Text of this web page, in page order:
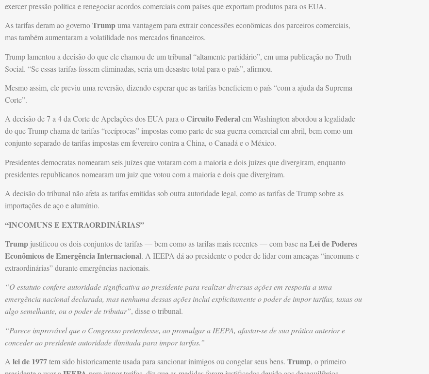
exercer pressão política e renegociar acordos comerciais com países que exportam produtos para os EUA.
As tarifas deram ao governoTrumpuma vantagem para extrair concessões econômicas dos parceiros comerciais,
mas também aumentaram a volatilidade nos mercados financeiros.
Trump lamentou a decisão do que ele chamou de um tribunal “altamente partidário”, em uma publicação no Truth
Social. “Se essas tarifas fossem eliminadas, seria um desastre total para o país”, afirmou.
Mesmo assim, ele previu uma reversão, dizendo esperar que as tarifas beneficiem o país “com a ajuda da Suprema
Corte”.
A decisão de 7 a 4 da Corte de Apelações dos EUA para o Circuito Federalem Washington abordou a legalidade
do que Trump chama de tarifas “recíprocas” impostas como parte de sua guerra comercial em abril, bem como um
conjunto separado de tarifas impostas em fevereiro contra a China, o Canadá e o México.
Presidentes democratas nomearam seis juízes que votaram com a maioria e dois juízes que divergiram, enquanto
presidentes republicanos nomearam um juiz que votou com a maioria e dois que divergiram.
A decisão do tribunal não afeta as tarifas emitidas sob outra autoridade legal, como as tarifas de Trump sobre as
importações de aço e alumínio.
“INCOMUNS E EXTRAORDINÁRIAS”
Trump justificou os dois conjuntos de tarifas — bem como as tarifas mais recentes — com base na Lei de Poderes
Econômicos de Emergência Internacional. A IEEPA dá ao presidente o poder de lidar com ameaças “incomuns e
extraordinárias” durante emergências nacionais.
“O estatuto confere autoridade significativa ao presidente para realizar diversas ações em resposta a uma
emergência nacional declarada, mas nenhuma dessas ações inclui explicitamente o poder de impor tarifas, taxas ou
algo semelhante, ou o poder de tributar”, disse o tribunal.
“Parece improvável que o Congresso pretendesse, ao promulgar a IEEPA, afastar-se de sua prática anterior e
conceder ao presidente autoridade ilimitada para impor tarifas.”
A lei de 1977tem sido historicamente usada para sancionar inimigos ou congelar seus bens. Trump, o primeiro